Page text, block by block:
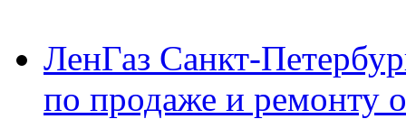
ЛенГаз Санкт-
по продаже и ремонту